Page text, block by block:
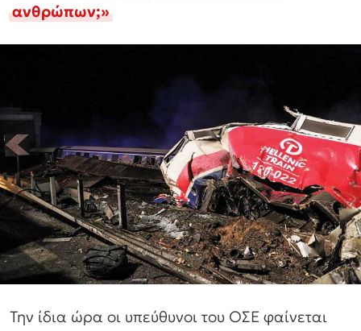
ανθρώπων;»
Την ίδια ώρα οι υπεύθυνοι του ΟΣΕ φαίνεται